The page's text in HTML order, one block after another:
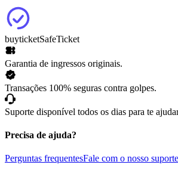
buyticketSafeTicket
Garantia de ingressos originais.
Transações 100% seguras contra golpes.
Suporte disponível todos os dias para te
Precisa de ajuda?
Perguntas frequentesFale com o nosso